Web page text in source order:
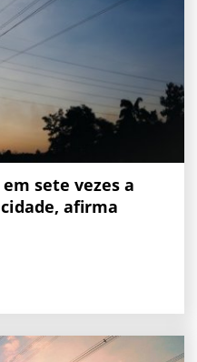
sete vezes a
afirma